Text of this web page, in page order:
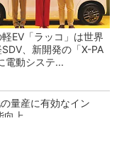
軽EV「ラッコ」は世界
、新開発の「X-PA
電動システ...
量産に有効なイン
向上